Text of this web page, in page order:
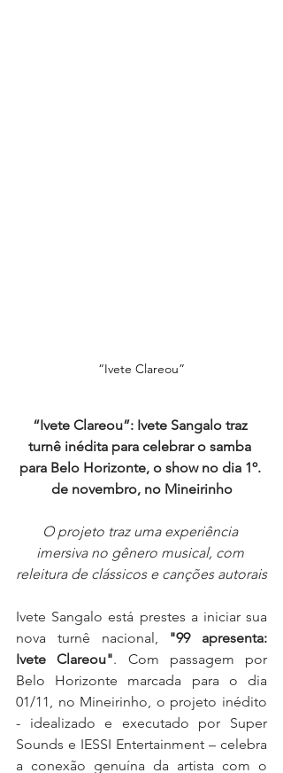
“Ivete Clareou”
“Ivete Clareou”: Ivete Sangalo traz
turnê inédita para celebrar o samba
para Belo Horizonte, o show no dia 1º.
de novembro, no Mineirinho
O projeto traz uma experiência
imersiva no gênero musical, com
releitura de clássicos e canções autorais
Ivete Sangalo está prestes a iniciar sua
nova turnê nacional, "99 apresenta:
Ivete Clareou". Com passagem por
Belo Horizonte marcada para o dia
01/11, no Mineirinho, o projeto inédito
- idealizado e executado por Super
Sounds e IESSI Entertainment – celebra
a conexão genuína da artista com o